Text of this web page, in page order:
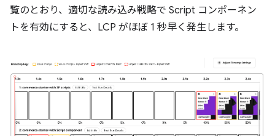
覧のとおり、適切な読み込み戦略で Script コンポーネン
トを有効にすると、LCP がほぼ 1 秒早く発生します。